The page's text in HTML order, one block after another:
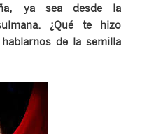
ya sea desde la
¿Qué te hizo
hablarnos de la semilla